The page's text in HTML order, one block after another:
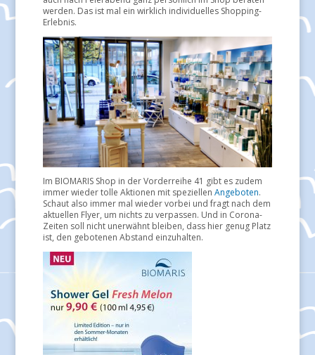
werden. Das ist mal ein wirklich individuelles Shopping-
Erlebnis.
Im BIOMARIS Shop in der Vorderreihe 41 gibt es zudem
immer wieder tolle Aktionen mit speziellen Angeboten.
Schaut also immer mal wieder vorbei und fragt nach dem
aktuellen Flyer, um nichts zu verpassen. Und in Corona-
Zeiten soll nicht unerwähnt bleiben, dass hier genug Platz
ist, den gebotenen Abstand einzuhalten.